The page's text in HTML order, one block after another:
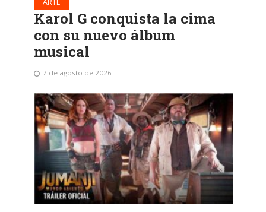
Karol G conquista la cima
con su nuevo álbum
musical
7 de agosto de 2026